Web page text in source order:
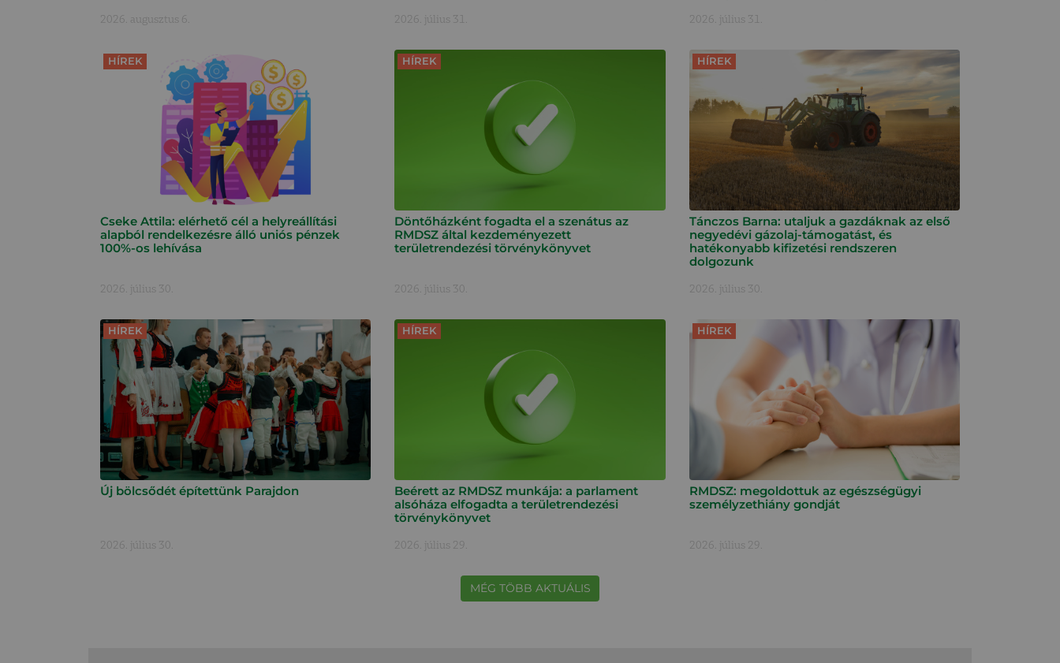
2026. augusztus 6. 2026. július 31. 2026. július 31.
HÍREK
Cseke Attila: elérhető cél a helyreállítási
alapból rendelkezésre álló uniós pénzek
100%-os lehívása
2026. július 30.
HÍREK
Döntőházként fogadta el a szenátus az
RMDSZ által kezdeményezett
területrendezési törvénykönyvet
2026. július 30.
HÍREK
Tánczos Barna: utaljuk a gazdáknak az első
negyedévi gázolaj-támogatást, és
hatékonyabb kifizetési rendszeren
dolgozunk
2026. július 30.
HÍREK
Új bölcsődét építettünk Parajdon
2026. július 30.
HÍREK
Beérett az RMDSZ munkája: a parlament
alsóháza elfogadta a területrendezési
törvénykönyvet
2026. július 29.
HÍREK
RMDSZ: megoldottuk az egészségügyi
személyzethiány gondját
2026. július 29.
MÉG TÖBB AKTUÁLIS